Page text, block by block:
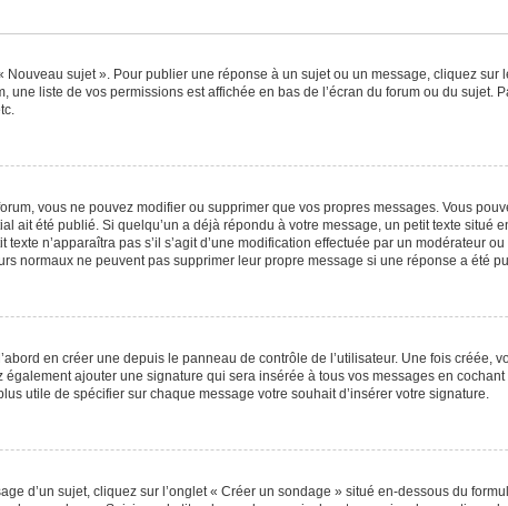
sujet ». Pour publier une réponse à un sujet ou un message, cliquez
une liste de vos permissions est affichée en bas de l’écran du forum ou du
vous ne pouvez modifier ou supprimer que vos propres messages. Vous
ait été publié. Si quelqu’un a déjà répondu à votre message, un petit texte situé
n’apparaîtra pas s’il s’agit d’une modification effectuée par un modérateur
normaux ne peuvent pas supprimer leur propre message si une réponse a été
en créer une depuis le panneau de contrôle de l’utilisateur. Une fois créée,
ajouter une signature qui sera insérée à tous vos messages en
utile de spécifier sur chaque message votre souhait d’insérer votre signature.
d’un sujet, cliquez sur l’onglet « Créer un sondage » situé en-dessous du